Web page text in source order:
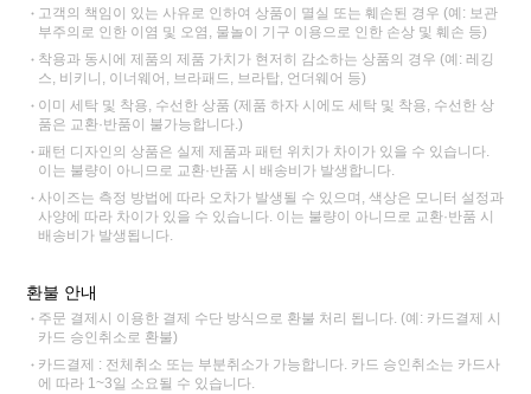
고객의 책임이 있는 사유로 인하여 상품이 멸실 또는 훼손된 경우 (예: 보관
부주의로 인한 이염 및 오염, 물놀이 기구 이용으로 인한 손상 및 훼손 등)
착용과 동시에 제품의 제품 가치가 현저히 감소하는 상품의 경우 (예: 레깅
스, 비키니, 이너웨어, 브라패드, 브라탑, 언더웨어 등)
이미 세탁 및 착용, 수선한 상품 (제품 하자 시에도 세탁 및 착용, 수선한 상
품은 교환·반품이 불가능합니다.)
패턴 디자인의 상품은 실제 제품과 패턴 위치가 차이가 있을 수 있습니다.
이는 불량이 아니므로 교환·반품 시 배송비가 발생합니다.
사이즈는 측정 방법에 따라 오차가 발생될 수 있으며, 색상은 모니터 설정과
사양에 따라 차이가 있을 수 있습니다. 이는 불량이 아니므로 교환·반품 시
배송비가 발생됩니다.
환불 안내
주문 결제시 이용한 결제 수단 방식으로 환불 처리 됩니다. (예: 카드결제 시
카드 승인취소로 환불)
카드결제 : 전체취소 또는 부분취소가 가능합니다. 카드 승인취소는 카드사
에 따라 1~3일 소요될 수 있습니다.